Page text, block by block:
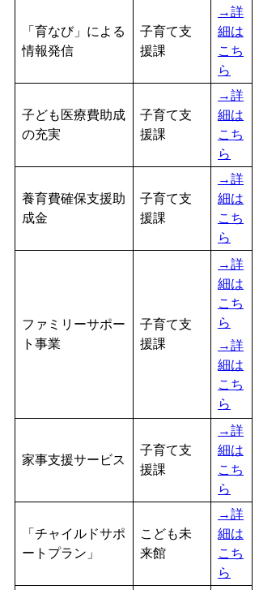
「育なび」による
情報発信
子育て支
援課
→詳
細は
こち
ら
子ども医療費助成
の充実
子育て支
援課
→詳
細は
こち
ら
養育費確保支援助
成金
子育て支
援課
→詳
細は
こち
ら
ファミリーサポー
ト事業
子育て支
援課
→詳
細は
こち
ら
→詳
細は
こち
ら
家事支援サービス
子育て支
援課
→詳
細は
こち
ら
「チャイルドサポ
ートプラン」
こども未
来館
→詳
細は
こち
ら